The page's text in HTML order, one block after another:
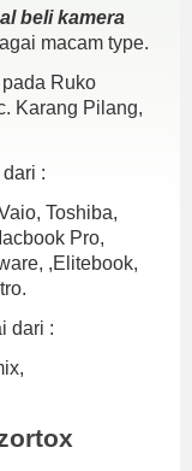
beli kamera
macam type.
Ruko
Karang Pilang,
:
Toshiba,
Pro,
,Elitebook,
dari :